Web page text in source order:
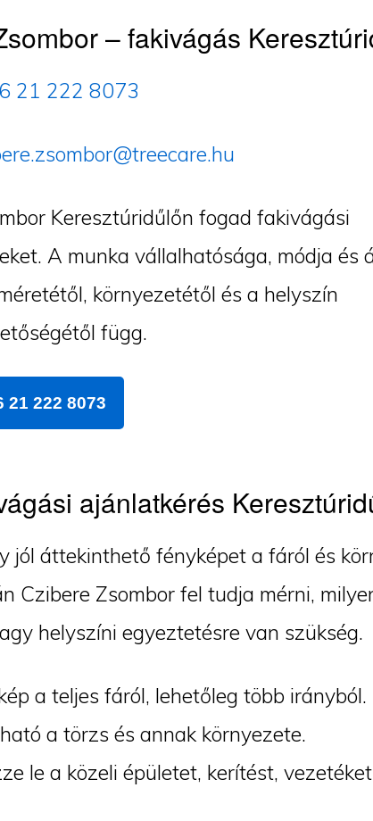
– fakivágás
21 222 8073
Keresztúridűlőn fogad fakivágási
A munka vállalhatósága, módja és
környezetétől és a helyszín
függ.
21 222 8073
ajánlatkérés
jól áttekinthető fényképet a fáról és
Czibere Zsombor fel tudja mérni,
helyszíni egyeztetésre van szükség.
a teljes fáról, lehetőleg több irányból.
a törzs és annak környezete.
le a közeli épületet, kerítést,